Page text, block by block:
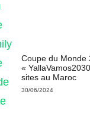
Coupe du Monde
«
sites au Maroc
30/06/2024